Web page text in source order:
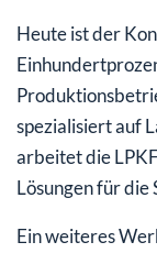
Heute ist der
spezialisiert auf
arbeitet die
Lösungen für die
Ein weiteres